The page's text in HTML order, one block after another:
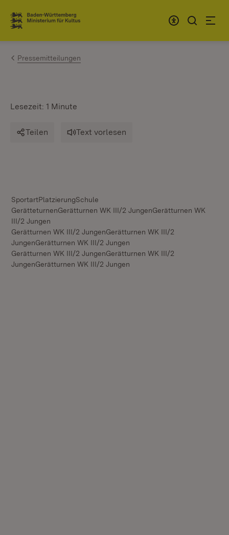
Zum Inhalt springen
Link zur Startseite
Pressemitteilungen
Lesezeit: 1 Minute
Teilen Text vorlesen
SportartPlatzierungSchule
GerätteturnenGerätturnen WK III/2 JungenGerätturnen WK
III/2 Jungen
Gerätturnen WK III/2 JungenGerätturnen WK III/2
JungenGerätturnen WK III/2 Jungen
Gerätturnen WK III/2 JungenGerätturnen WK III/2
JungenGerätturnen WK III/2 Jungen